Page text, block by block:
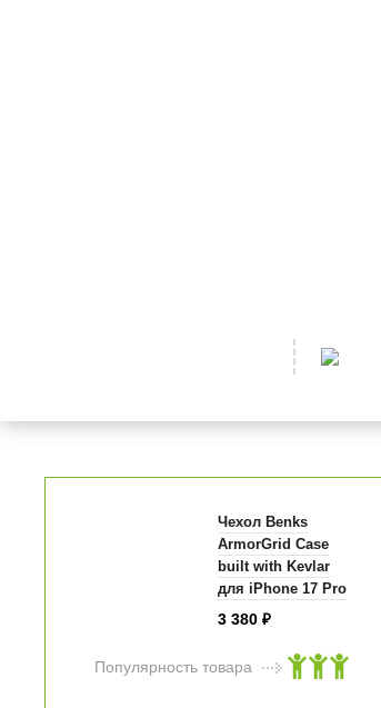
Чехол Benks
ArmorGrid Case
built with Kevlar
для iPhone 17 Pro
6.3" коричневый
3 380₽
Популярность товара